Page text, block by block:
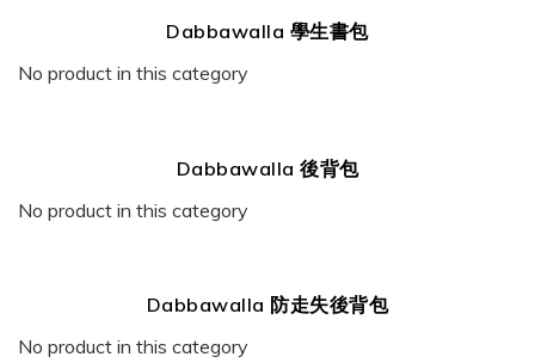
Dabbawalla 學生書包
No product in this category
Dabbawalla 後背包
No product in this category
Dabbawalla 防走失後背包
No product in this category